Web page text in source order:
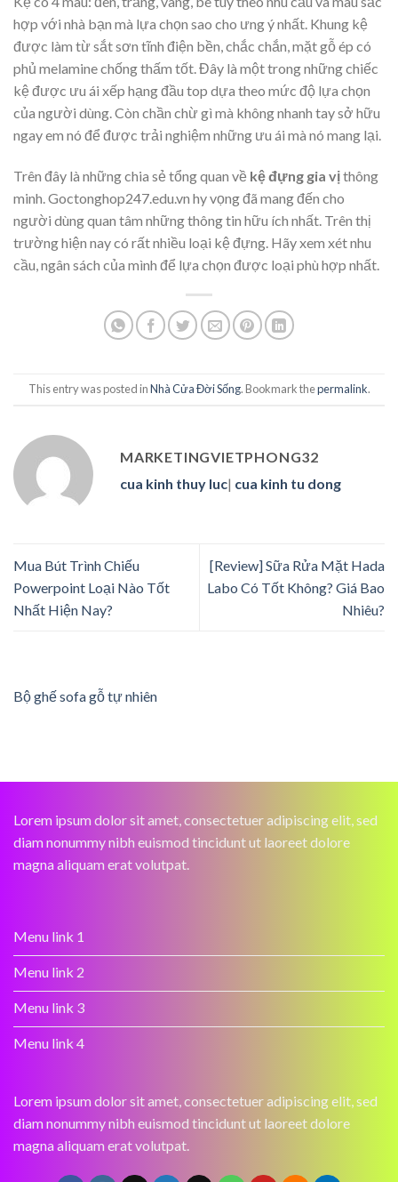
hợp với nhà bạn mà lựa chọn sao cho ưng ý nhất. Khung kệ
được làm từ sắt sơn tĩnh điện bền, chắc chắn, mặt gỗ ép có
phủ melamine chống thấm tốt. Đây là một trong những chiếc
kệ được ưu ái xếp hạng đầu top dựa theo mức độ lựa chọn
của người dùng. Còn chần chừ gì mà không nhanh tay sở hữu
ngay em nó để được trải nghiệm những ưu ái mà nó mang lại.
Trên đây là những chia sẻ tổng quan về kệ đựng gia vịthông
minh. Goctonghop247.edu.vn hy vọng đã mang đến cho
người dùng quan tâm những thông tin hữu ích nhất. Trên thị
trường hiện nay có rất nhiều loại kệ đựng. Hãy xem xét nhu
cầu, ngân sách của mình để lựa chọn được loại phù hợp nhất.
This entry was posted inNhà Cửa Đời Sống. Bookmark thepermalink.
MARKETINGVIETPHONG32
cua kinh thuy luc| cua kinh tu dong
Mua Bút Trình Chiếu
Powerpoint Loại Nào Tốt
Nhất Hiện Nay?
[Review] Sữa Rửa Mặt Hada
Labo Có Tốt Không? Giá Bao
Nhiêu?
Bộ ghế sofa gỗ tự nhiên
Lorem ipsum dolor sit amet, consectetuer adipiscing elit, sed
diam nonummy nibh euismod tincidunt ut laoreet dolore
magna aliquam erat volutpat.
Menu link 1
Menu link 2
Menu link 3
Menu link 4
Lorem ipsum dolor sit amet, consectetuer adipiscing elit, sed
diam nonummy nibh euismod tincidunt ut laoreet dolore
magna aliquam erat volutpat.